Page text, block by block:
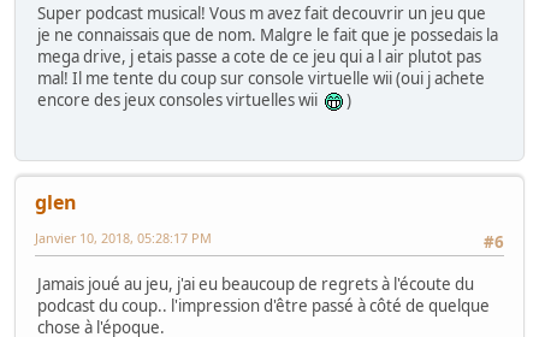
Super podcast musical! Vous m avez fait decouvrir un jeu que
je ne connaissais que de nom. Malgre le fait que je possedais la
mega drive, j etais passe a cote de ce jeu qui a l air plutot pas
mal! Il me tente du coup sur console virtuelle wii (oui j achete
encore des jeux consoles virtuelles wii
)
glen
#6
Janvier 10, 2018, 05:28:17 PM
Jamais joué au jeu, j'ai eu beaucoup de regrets à l'écoute du
podcast du coup.. l'impression d'être passé à côté de quelque
chose à l'époque.